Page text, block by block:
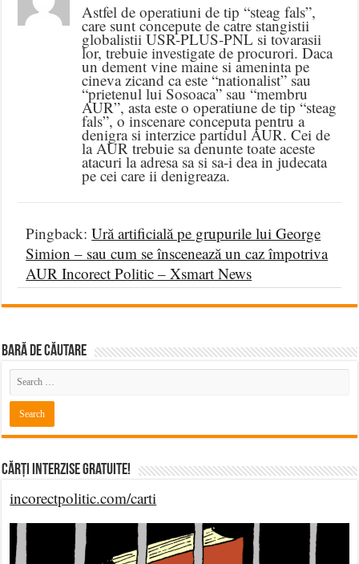
Astfel de operatiuni de tip “steag fals”,
care sunt concepute de catre stangistii
globalistii USR-PLUS-PNL si tovarasii
lor, trebuie investigate de procurori. Daca
un dement vine maine si ameninta pe
cineva zicand ca este “nationalist” sau
“prietenul lui Sosoaca” sau “membru
AUR”, asta este o operatiune de tip “steag
fals”, o inscenare conceputa pentru a
denigra si interzice partidul AUR. Cei de
la AUR trebuie sa denunte toate aceste
atacuri la adresa sa si sa-i dea in judecata
pe cei care ii denigreaza.
Pingback:Ură artificială pe grupurile lui George
Simion – sau cum se înscenează un caz împotriva
AUR Incorect Politic – Xsmart News
BARĂ DE CĂUTARE
Cărți Interzise Gratuite!
incorectpolitic.com/carti